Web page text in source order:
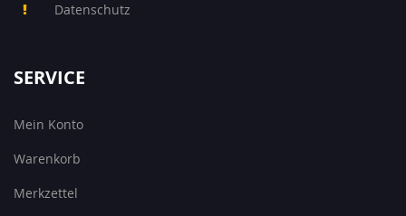
Datenschutz
SERVICE
Mein Konto
Warenkorb
Merkzettel